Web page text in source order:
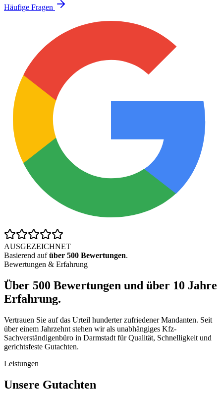
Häufige Fragen
AUSGEZEICHNET
Basierend aufüber 500 Bewertungen.
Bewertungen & Erfahrung
Über 500 Bewertungen und über 10 Jahre
Erfahrung.
Vertrauen Sie auf das Urteil hunderter zufriedener Mandanten. Seit
über einem Jahrzehnt stehen wir als unabhängiges Kfz-
Sachverständigenbüro in Darmstadt für Qualität, Schnelligkeit und
gerichtsfeste Gutachten.
Leistungen
Unsere Gutachten